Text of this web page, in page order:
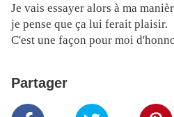
Je vais essayer alors à ma
je pense que ça lui ferait plaisir.
C'est une façon pour moi
Partager